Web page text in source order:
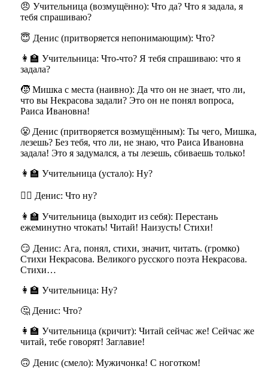
😠 Учительница (возмущённо): Что да? Что я задала, я
тебя спрашиваю?
😇 Денис (притворяется непонимающим): Что?
👩‍🏫 Учительница: Что-что? Я тебя спрашиваю: что я
задала?
🧒 Мишка с места (наивно): Да что он не знает, что ли,
что вы Некрасова задали? Это он не понял вопроса,
Раиса Ивановна!
😤 Денис (притворяется возмущённым): Ты чего, Мишка,
лезешь? Без тебя, что ли, не знаю, что Раиса Ивановна
задала! Это я задумался, а ты лезешь, сбиваешь только!
👩‍🏫 Учительница (устало): Ну?
🤷‍♂️ Денис: Что ну?
👩‍🏫 Учительница (выходит из себя): Перестань
ежеминутно чтокать! Читай! Наизусть! Стихи!
😏 Денис: Ага, понял, стихи, значит, читать. (громко)
Стихи Некрасова. Великого русского поэта Некрасова.
Стихи…
👩‍🏫 Учительница: Ну?
🤔 Денис: Что?
👩‍🏫 Учительница (кричит): Читай сейчас же! Сейчас же
читай, тебе говорят! Заглавие!
🙃 Денис (смело): Мужичонка! С ноготком!